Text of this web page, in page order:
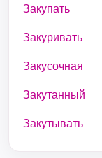
Закупать
Закуривать
Закусочная
Закутанный
Закутывать